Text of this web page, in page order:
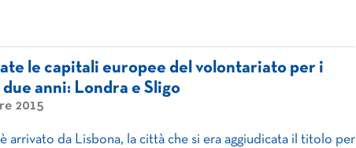
le capitali europee del volontariato per i
anni: Londra e Sligo
2015
è arrivato da Lisbona, la città che si era aggiudicata il titolo per